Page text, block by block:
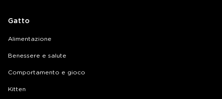
Gatto
Alimentazione
Benessere e salute
Comportamento e gioco
Kitten